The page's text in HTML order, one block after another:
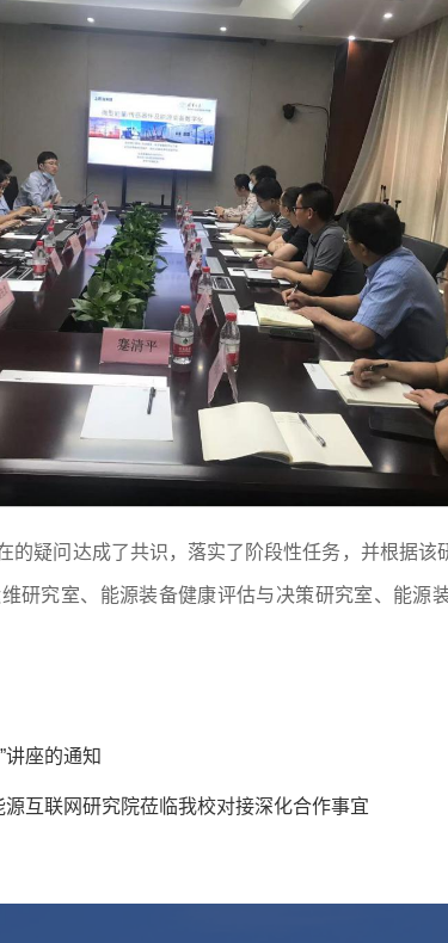
的疑问达成了共识，落实了阶段性任务，并根据该
研究室、能源装备健康评估与决策研究室、能源
讲座的通知
互联网研究院莅临我校对接深化合作事宜